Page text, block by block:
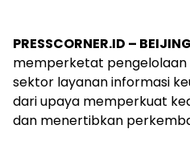
PRESSCORNER.ID – BEIJING
memperketat pengelolaan
sektor layanan informasi
dari upaya memperkuat
dan menertibkan